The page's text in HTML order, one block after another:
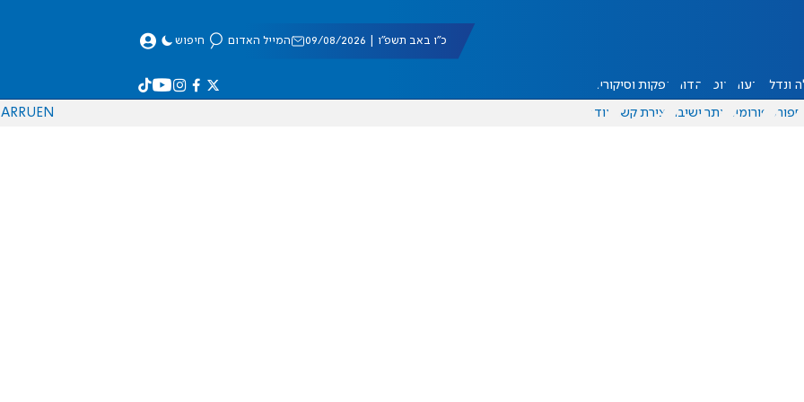
כ"ו באב תשפ"ו | 09/08/2026 המייל האדום חיפוש
ונדל"ן דעות אוכל יהדות הפקות וסיקורים
ספורט פורומים אתר ישיבה יצירת קשר עוד EN
RU
AR